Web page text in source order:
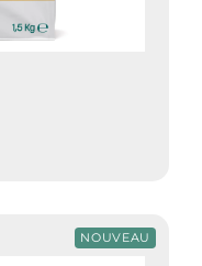
NOUVEAU